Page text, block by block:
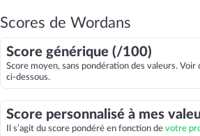
Scores de Wordans
Score générique (/100)
Score moyen, sans pondération des valeurs. Voir
ci-dessous.
Score personnalisé à mes
Il s’agit du score pondéré en fonction de votre